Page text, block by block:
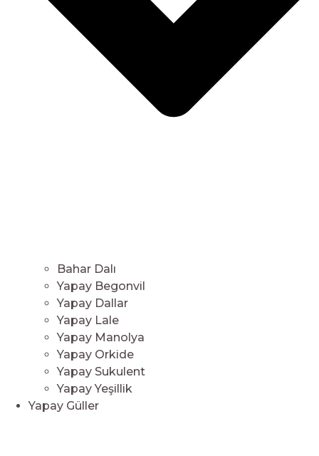
Bahar Dalı
Yapay Begonvil
Yapay Dallar
Yapay Lale
Yapay Manolya
Yapay Orkide
Yapay Sukulent
Yapay Yeşillik
Yapay Güller